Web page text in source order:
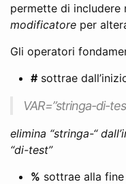
permette di includere
modificatore per
Gli operatori
#sottrae
VAR=”stringa-di-
elimina “stringa-“
“di-test”
% sottrae alla